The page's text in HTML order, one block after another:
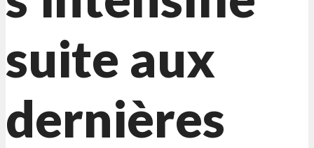
suite aux
dernières